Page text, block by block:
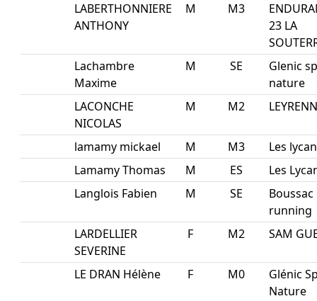
LABERTHONNIERE
ANTHONY
M M3
23 LA
Lachambre
Maxime
M SE
Glenic
nature
LACONCHE
NICOLAS
M M2
lamamy mickael M M3
Les
Lamamy Thomas
M ES
Les
Langlois Fabien
M SE
Boussac
running
LARDELLIER
SEVERINE
F M2 SAM
LE DRAN Hélène F M0
Glénic
Nature